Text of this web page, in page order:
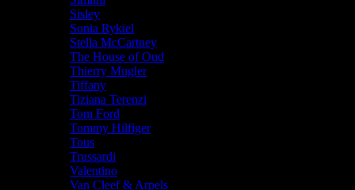
Sisley
Sonia Rykiel
Stella McCartney
The House of Oud
Thierry Mugler
Tiffany
Tiziana Terenzi
Tom Ford
Tommy Hilfiger
Tous
Trussardi
Valentino
Van Cleef & Arpels